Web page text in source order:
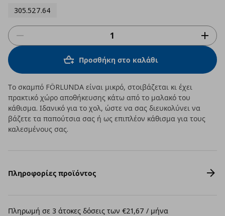
305.527.64
Προσθήκη στο καλάθι
Το σκαμπό FÖRLUNDA είναι μικρό, στοιβάζεται κι έχει
πρακτικό χώρο αποθήκευσης κάτω από το μαλακό του
κάθισμα. Ιδανικό για το χολ, ώστε να σας διευκολύνει να
βάζετε τα παπούτσια σας ή ως επιπλέον κάθισμα για τους
καλεσμένους σας.
Πληροφορίες προϊόντος
Πληρωμή σε 3 άτοκες δόσεις των €21,67 / μήνα